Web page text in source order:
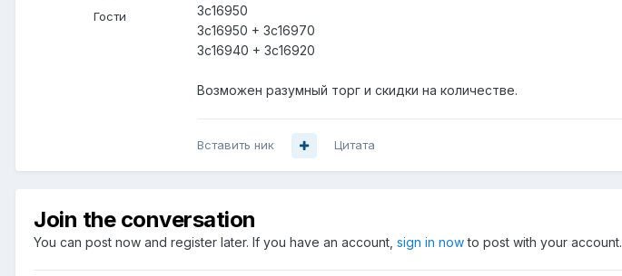
Гости
3c16950
3c16950 + 3c16970
3c16940 + 3c16920
Возможен разумный торг и скидки на количестве.
Вставить ник Цитата
Join the conversation
You can post now and register later. If you have an account, sign in nowto post with your account.